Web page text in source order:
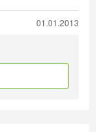
01.01.2013